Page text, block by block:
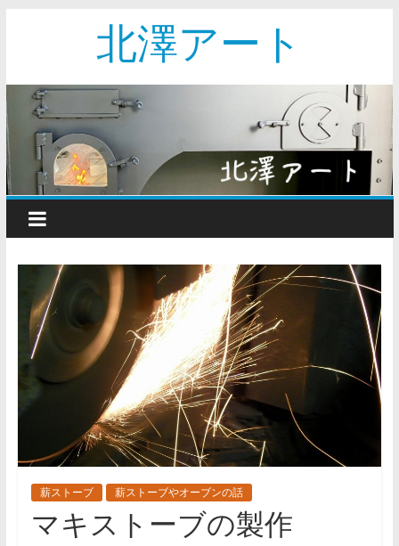
北澤アート
薪ストーブ 薪ストーブやオーブンの話
マキストーブの製作